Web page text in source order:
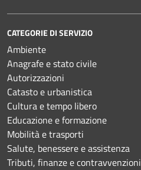
CATEGORIE DI SERVIZIO
Ambiente
Anagrafe e stato civile
Autorizzazioni
Catasto e urbanistica
Cultura e tempo libero
Educazione e formazione
Mobilità e trasporti
Salute, benessere e assistenza
Tributi, finanze e contravvenzioni